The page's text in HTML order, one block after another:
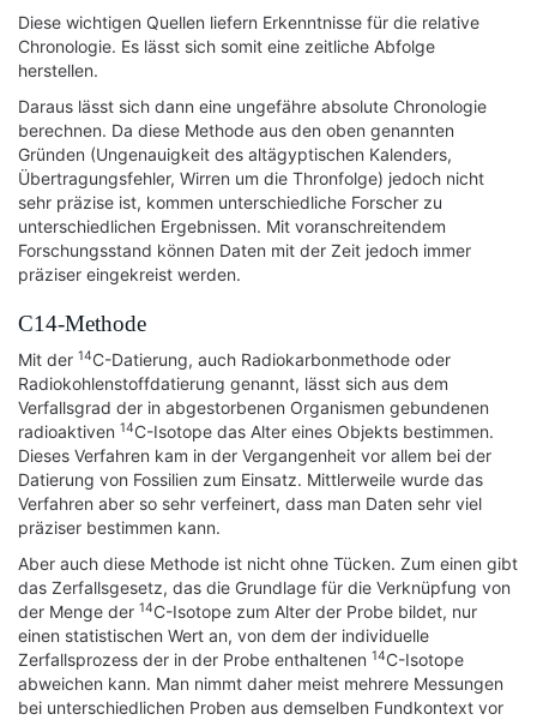
Diese wichtigen Quellen liefern Erkenntnisse für die relative
Chronologie. Es lässt sich somit eine zeitliche Abfolge
herstellen.
Daraus lässt sich dann eine ungefähre absolute Chronologie
berechnen. Da diese Methode aus den oben genannten
Gründen (Ungenauigkeit des altägyptischen Kalenders,
Übertragungsfehler, Wirren um die Thronfolge) jedoch nicht
sehr präzise ist, kommen unterschiedliche Forscher zu
unterschiedlichen Ergebnissen. Mit voranschreitendem
Forschungsstand können Daten mit der Zeit jedoch immer
präziser eingekreist werden.
C14-Methode
Mit der 14C-Datierung, auch Radiokarbonmethode oder
Radiokohlenstoffdatierung genannt, lässt sich aus dem
Verfallsgrad der in abgestorbenen Organismen gebundenen
radioaktiven 14C-Isotope das Alter eines Objekts bestimmen.
Dieses Verfahren kam in der Vergangenheit vor allem bei der
Datierung von Fossilien zum Einsatz. Mittlerweile wurde das
Verfahren aber so sehr verfeinert, dass man Daten sehr viel
präziser bestimmen kann.
Aber auch diese Methode ist nicht ohne Tücken. Zum einen gibt
das Zerfallsgesetz, das die Grundlage für die Verknüpfung von
der Menge der 14C-Isotope zum Alter der Probe bildet, nur
einen statistischen Wert an, von dem der individuelle
Zerfallsprozess der in der Probe enthaltenen 14C-Isotope
abweichen kann. Man nimmt daher meist mehrere Messungen
bei unterschiedlichen Proben aus demselben Fundkontext vor